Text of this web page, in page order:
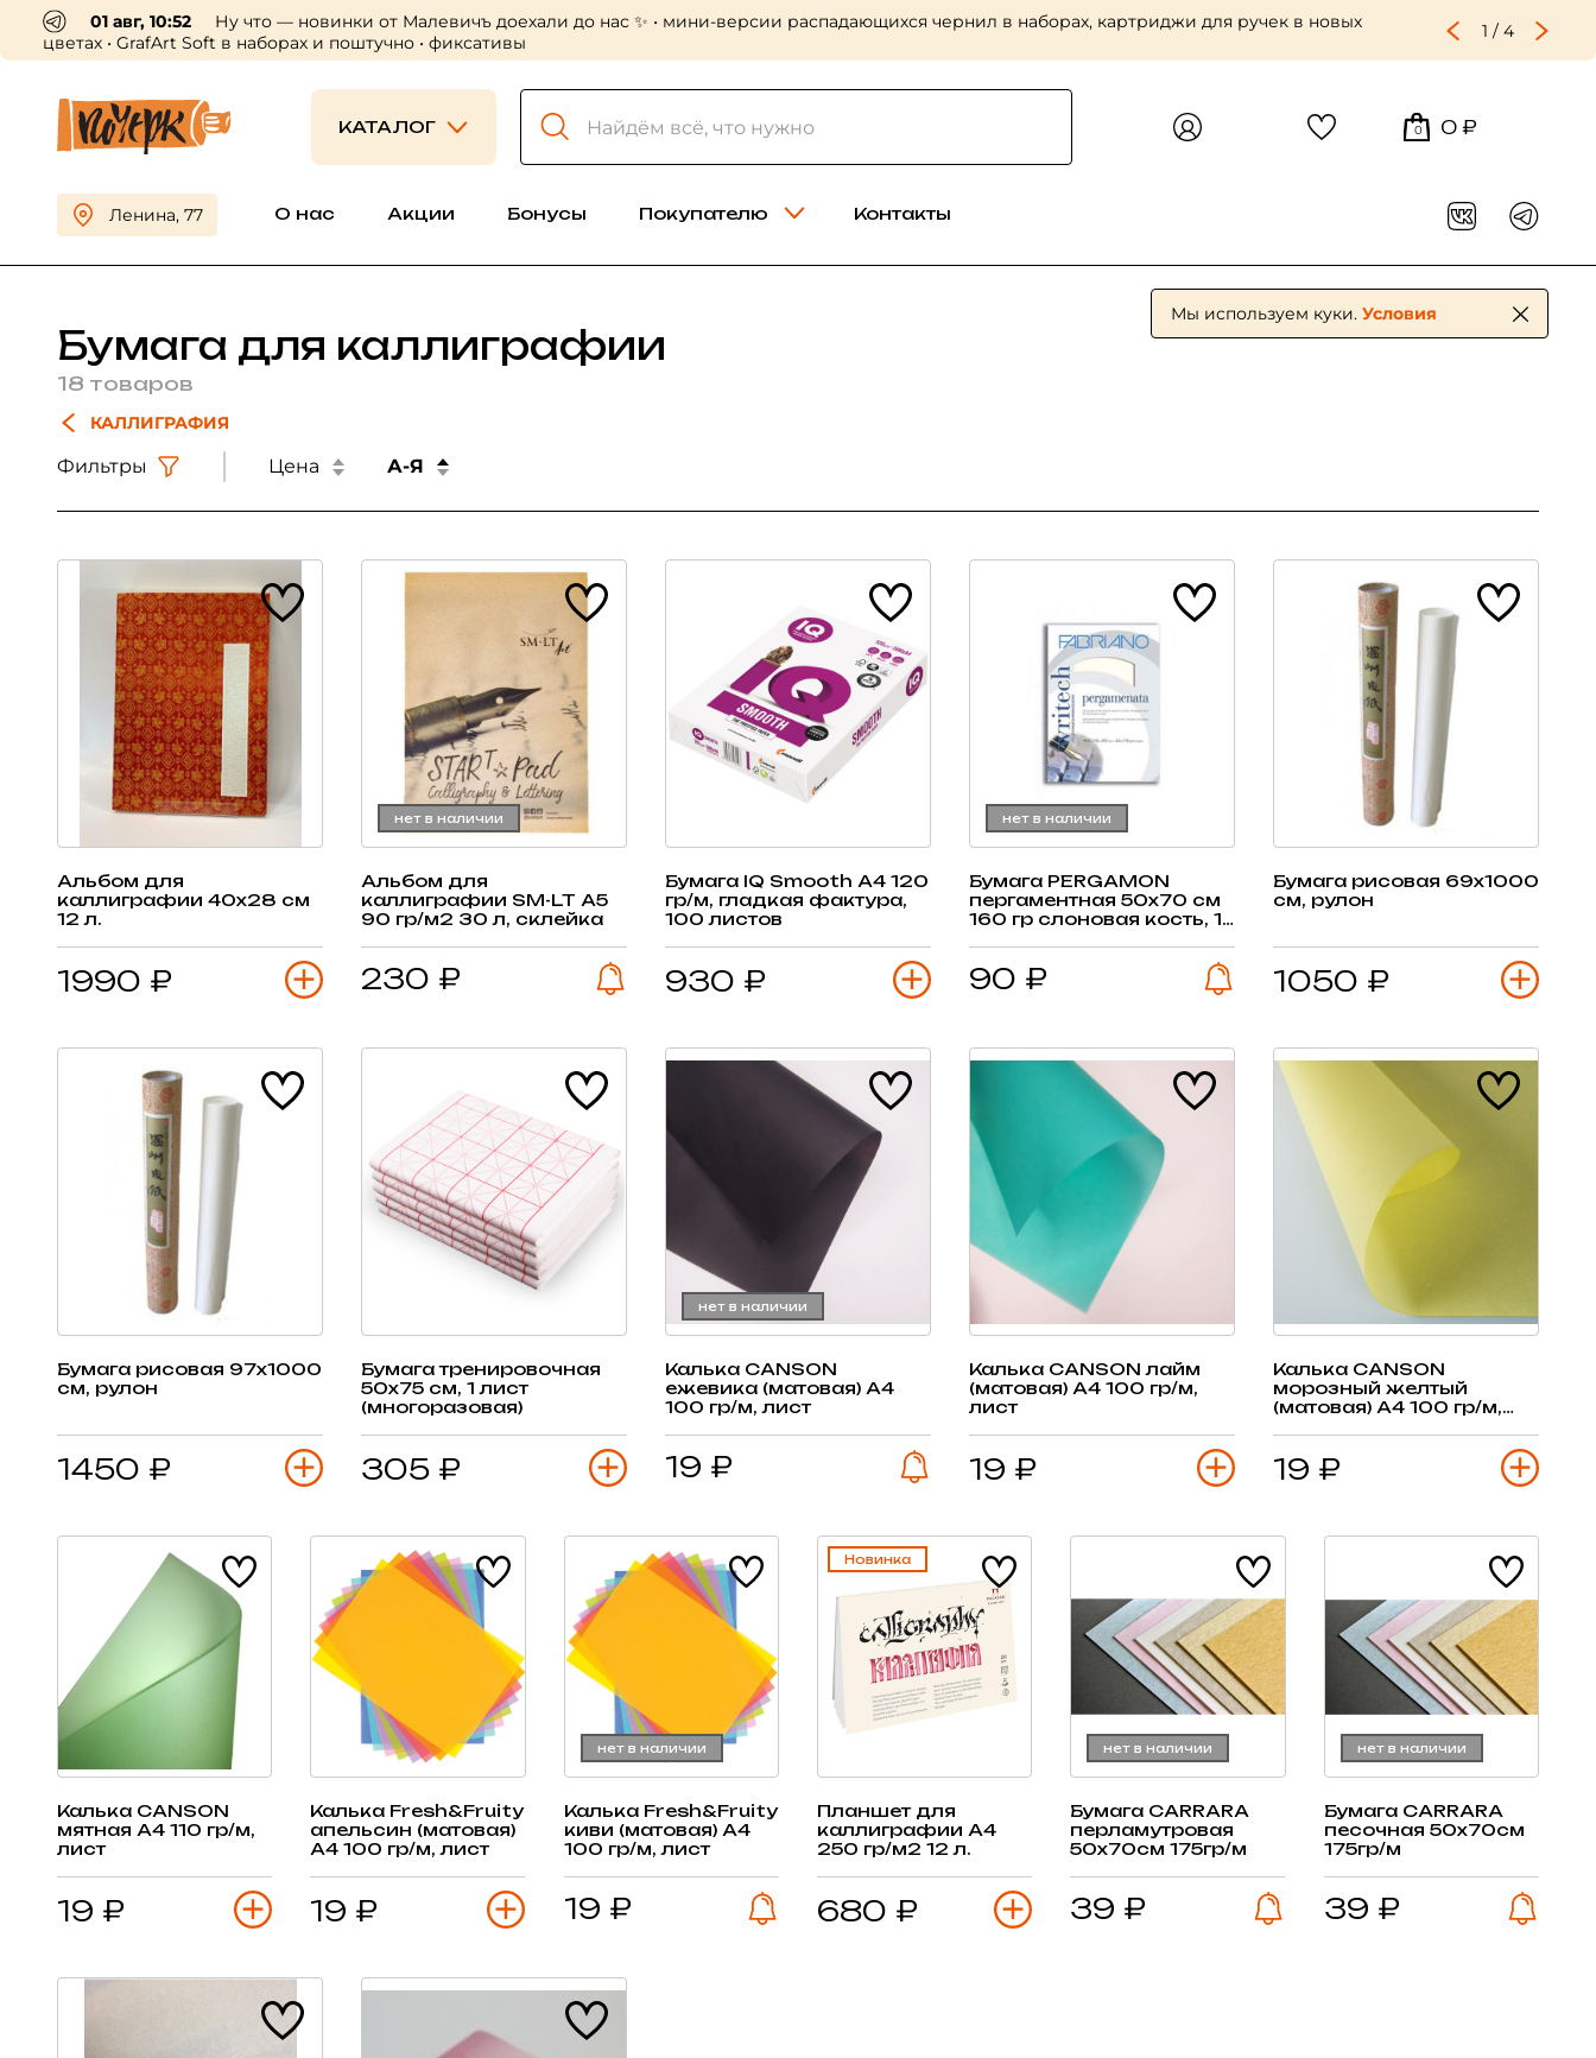
доехали до нас ✨ • мини-версии распадающихся чернил в наборах, картриджи для ручек в новых
2 /4
КАТАЛОГ 0 0 ₽
Ленина, 77 О нас Акции Бонусы Покупателю Контакты
Бумага для каллиграфии
18 товаров
КАЛЛИГРАФИЯ
Фильтры Цена А-Я
Альбом для
каллиграфии 40х28 см
12 л.
1990 ₽
нет в наличии
Альбом для
каллиграфии SM-LT А5
90 гр/м2 30 л, склейка
230 ₽
Бумага IQ Smooth А4 120
гр/м, гладкая фактура,
100 листов
930 ₽
нет в наличии
Бумага PERGAMON
пергаментная 50х70 см
160 гр слоновая кость, 1
90 ₽
Бумага рисовая 69х1000
см, рулон
1050 ₽
Бумага рисовая 97х1000
см, рулон
1450 ₽
Бумага тренировочная
50х75 см, 1 лист
(многоразовая)
305 ₽
нет в наличии
Калька CANSON
ежевика (матовая) А4
100 гр/м, лист
19 ₽
Калька CANSON лайм
(матовая) А4 100 гр/м,
лист
19 ₽
Калька CANSON
морозный желтый
(матовая) А4 100 гр/м,
19 ₽
Калька CANSON
мятная А4 110 гр/м,
лист
19 ₽
Калька Fresh&Fruity
апельсин (матовая)
А4 100 гр/м, лист
19 ₽
нет в наличии
Калька Fresh&Fruity
киви (матовая) А4
100 гр/м, лист
19 ₽
Новинка
Планшет для
каллиграфии А4
250 гр/м2 12 л.
680 ₽
нет в наличии
Бумага CARRARA
перламутровая
50х70см 175гр/м
39 ₽
нет в наличии
Бумага CARRARA
песочная 50х70см
175гр/м
39 ₽
Мы используем куки. Условия